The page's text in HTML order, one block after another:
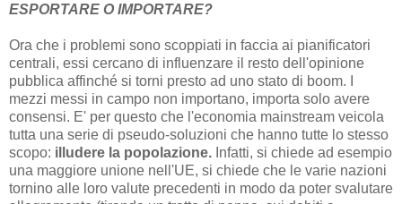
ESPORTARE O IMPORTARE?
Ora che i problemi sono scoppiati in faccia ai pianificatori
centrali, essi cercano di influenzare il resto dell'opinione
pubblica affinché si torni presto ad uno stato di boom. I
mezzi messi in campo non importano, importa solo avere
consensi. E' per questo che l'economia mainstream veicola
tutta una serie di pseudo-soluzioni che hanno tutte lo stesso
scopo: illudere la popolazione. Infatti, si chiede ad esempio
una maggiore unione nell'UE, si chiede che le varie nazioni
tornino alle loro valute precedenti in modo da poter svalutare